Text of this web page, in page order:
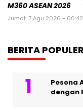
M360 ASEAN 2026
Jumat, 7 Agu 2026 - 00:42
BERITA POPULER
Pesona
dengan